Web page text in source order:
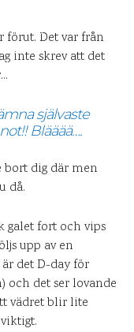
förut. Det var från
inte skrev att det
självaste
Blääää….
bort dig där men
då.
galet fort och vips
upp av en
det D-day för
och det ser lovande
vädret blir lite